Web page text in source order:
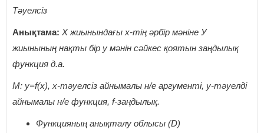
Тәуелсіз
Анықтама: Х жиынындағы х-тің әрбір мәніне У
жиынының нақты бір у мәнін сәйкес қоятын заңдылық
функция д.а.
М: y=f(x), х-тәуелсіз айнымалы н/е аргументі, у-тәуелді
айнымалы н/е функция, f-заңдылық.
Функцияның анықталу облысы (D)